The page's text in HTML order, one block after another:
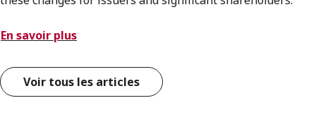
En savoir plus
Voir tous les articles